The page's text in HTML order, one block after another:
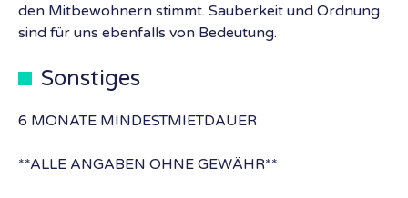
den Mitbewohnern stimmt. Sauberkeit und Ordnung
sind für uns ebenfalls von Bedeutung.
Sonstiges
6 MONATE MINDESTMIETDAUER
**ALLE ANGABEN OHNE GEWÄHR**